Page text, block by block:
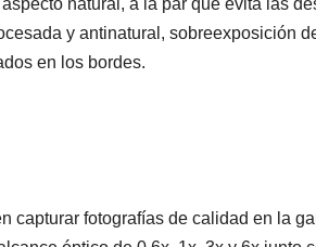
natural, a la par que evita las
y antinatural, sobreexposición
en los bordes.
capturar fotografías de calidad en la